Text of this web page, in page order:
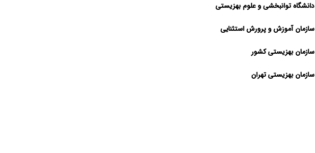
دانشگاه توانبخشی و علوم بهزیستی
سازمان آموزش و پرورش استثنایی
سازمان بهزیستی کشور
سازمان بهزیستی تهران